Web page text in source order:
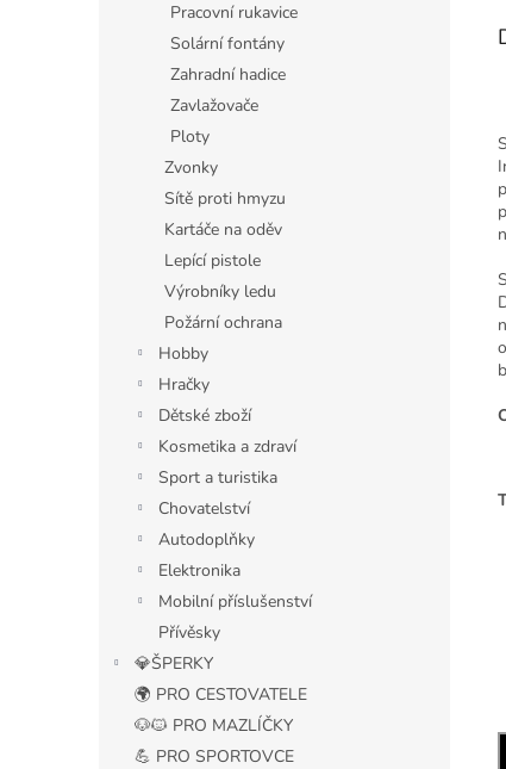
Pracovní rukavice
Solární fontány
Zahradní hadice
Zavlažovače
Ploty
Zvonky
Sítě proti hmyzu
Kartáče na oděv
Lepící pistole
Výrobníky ledu
Požární ochrana
Hobby
Hračky
Dětské zboží
Kosmetika a zdraví
Sport a turistika
Chovatelství
Autodoplňky
Elektronika
Mobilní příslušenství
Přívěsky
💎ŠPERKY
🌍 PRO CESTOVATELE
🐶🐱 PRO MAZLÍČKY
💪 PRO SPORTOVCE